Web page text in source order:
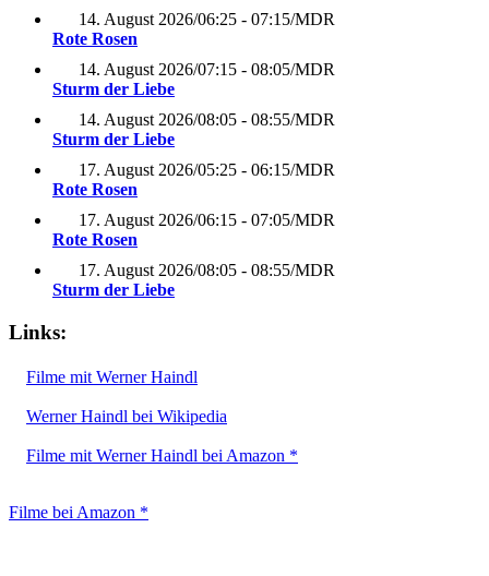
14. August 2026/06:25 - 07:15/MDR
Rote Rosen
14. August 2026/07:15 - 08:05/MDR
Sturm der Liebe
14. August 2026/08:05 - 08:55/MDR
Sturm der Liebe
17. August 2026/05:25 - 06:15/MDR
Rote Rosen
17. August 2026/06:15 - 07:05/MDR
Rote Rosen
17. August 2026/08:05 - 08:55/MDR
Sturm der Liebe
Links:
Filme mit Werner Haindl
Werner Haindl bei Wikipedia
Filme mit Werner Haindl bei Amazon *
Filme bei Amazon *